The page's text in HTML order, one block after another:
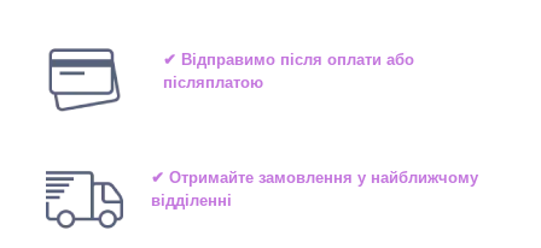
✔ Відправимо після оплати або
післяплатою
✔ Отримайте замовлення у найближчому
відділенні